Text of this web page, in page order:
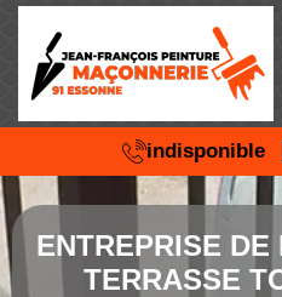
indisponible
ENTREPRISE DE
TERRASSE